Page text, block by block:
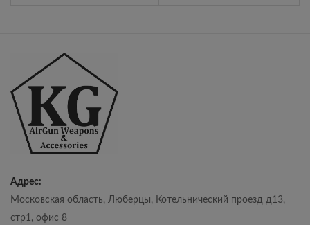
Адрес:
Московская область, Люберцы, Котельнический проезд д13,
стр1, офис 8